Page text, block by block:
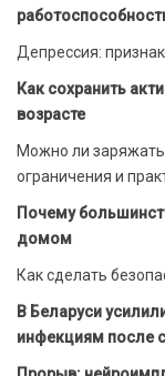
Депрессия:
Как сохранить
возрасте
Можно ли
ограничения и
Почему
домом
Как сделать
В Беларуси
инфекциям после